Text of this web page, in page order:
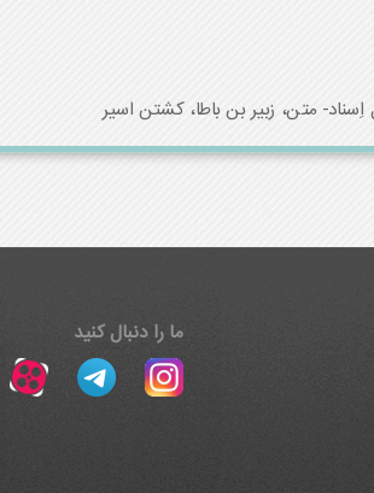
متن، زبیر بن باطا، کشتن اسیر
ما را دنبال کنید